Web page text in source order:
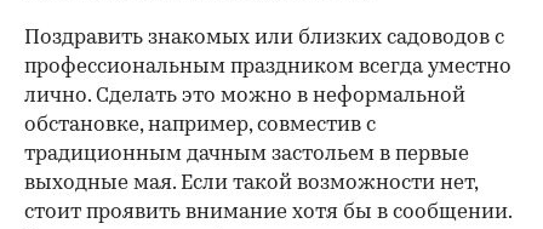
Поздравить знакомых или близких садоводов с
профессиональным праздником всегда уместно
лично. Сделать это можно в неформальной
обстановке, например, совместив с
традиционным дачным застольем в первые
выходные мая. Если такой возможности нет,
стоит проявить внимание хотя бы в сообщении.